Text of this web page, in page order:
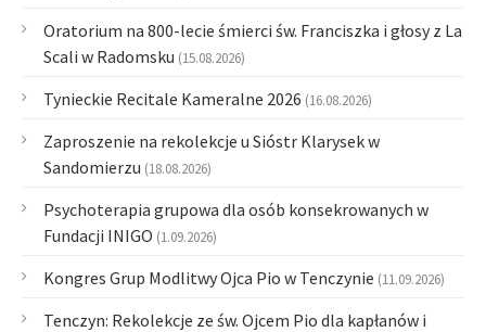
Oratorium na 800-lecie śmierci św. Franciszka i głosy z La
Scali w Radomsku (15.08.2026)
Tynieckie Recitale Kameralne 2026 (16.08.2026)
Zaproszenie na rekolekcje u Sióstr Klarysek w
Sandomierzu (18.08.2026)
Psychoterapia grupowa dla osób konsekrowanych w
Fundacji INIGO (1.09.2026)
Kongres Grup Modlitwy Ojca Pio w Tenczynie (11.09.2026)
Tenczyn: Rekolekcje ze św. Ojcem Pio dla kapłanów i